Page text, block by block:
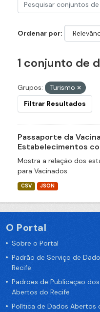
Ordenar por
1 conjunto de
Grupos:
Turismo
Filtrar Resultados
Passaporte da
Estabelecimentos
Mostra a relação dos
para Vacinados.
CSV JSON
O Portal
Sobre o Portal
Padrão de Serviço de
Recife
Padrões de Publicação
Abertos do Recife
Política de Dados Abertos